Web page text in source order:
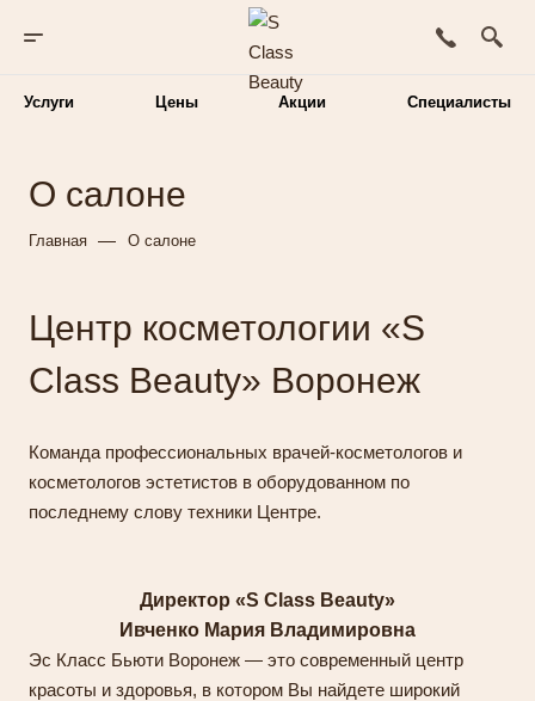
Услуги Цены Акции Специалисты
О салоне
Главная — О салоне
Центр косметологии «S
Class Beauty» Воронеж
Команда профессиональных врачей-косметологов и
косметологов эстетистов в оборудованном по
последнему слову техники Центре.
Директор «S Class Beauty»
Ивченко Мария Владимировна
Эс Класс Бьюти Воронеж — это современный центр
красоты и здоровья, в котором Вы найдете широкий